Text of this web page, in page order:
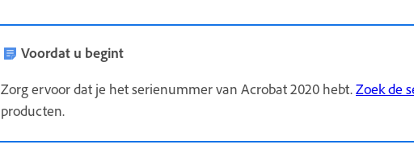
Voordat u begint
Zorg ervoor dat je het serienummer van Acrobat 2020 hebt.Zoek de
producten.